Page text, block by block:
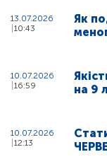
13.07.2026
10:43
Як
10.07.2026
16:59
на 9
10.07.2026
12:13